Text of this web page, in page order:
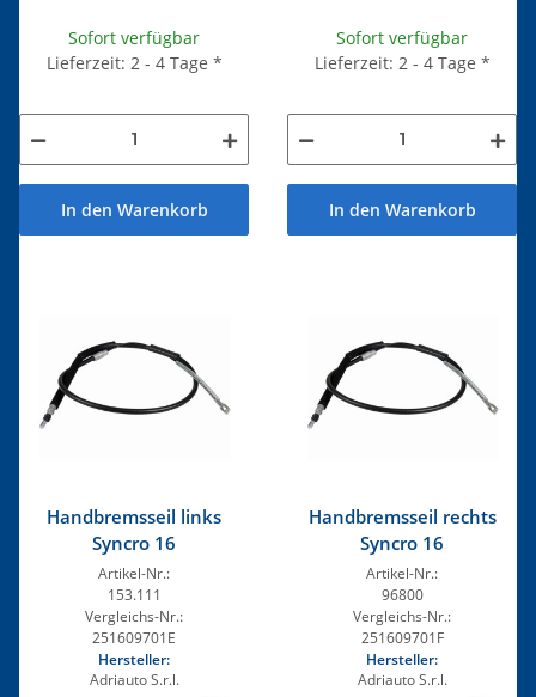
Sofort verfügbar
Lieferzeit: 2 - 4 Tage *
In den Warenkorb
Sofort verfügbar
Lieferzeit: 2 - 4 Tage *
In den Warenkorb
Handbremsseil links
Syncro 16
Artikel-Nr.:
153.111
Vergleichs-Nr.:
251609701E
Hersteller:
Adriauto S.r.l.
Handbremsseil rechts
Syncro 16
Artikel-Nr.:
96800
Vergleichs-Nr.:
251609701F
Hersteller:
Adriauto S.r.l.